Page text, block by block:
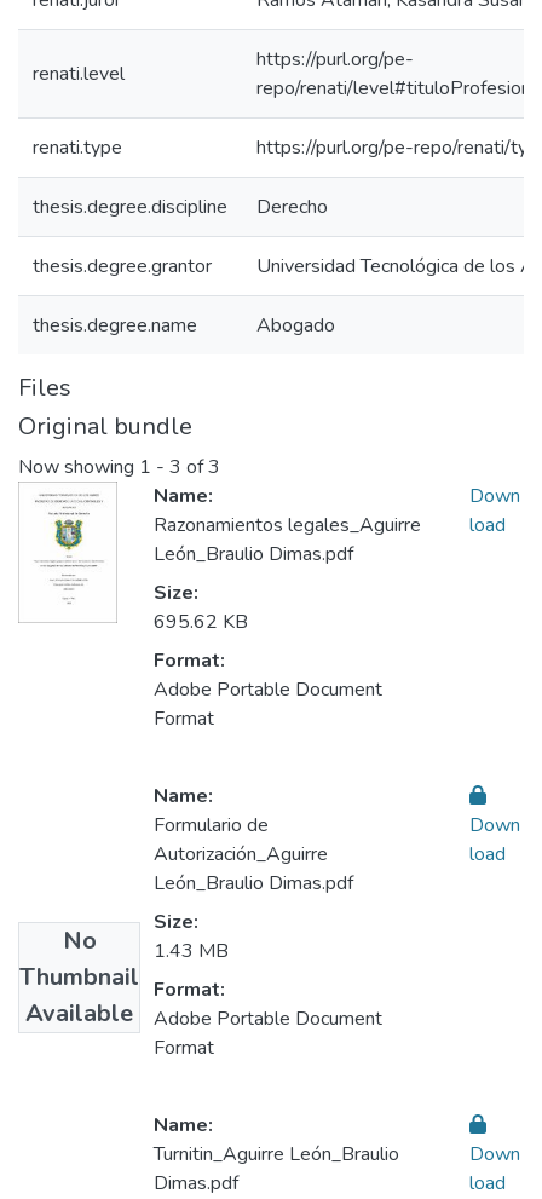
renati.level
https://purl.org/pe-
repo/renati/
renati.type https://purl.org/pe-repo/renati/
thesis.degree.discipline Derecho
thesis.degree.grantor Universidad Tecnológica de los
thesis.degree.name Abogado
Files
Original bundle
Now showing 1 - 3 of 3
Name:
Razonamientos legales_Aguirre
León_Braulio Dimas.pdf
Size:
695.62 KB
Format:
Adobe Portable Document
Format
Down
load
No
Thumbnail
Available
Name:
Formulario de
Autorización_Aguirre
León_Braulio Dimas.pdf
Size:
1.43 MB
Format:
Adobe Portable Document
Format
Down
load
Name:
Turnitin_Aguirre León_Braulio
Dimas.pdf
Down
load